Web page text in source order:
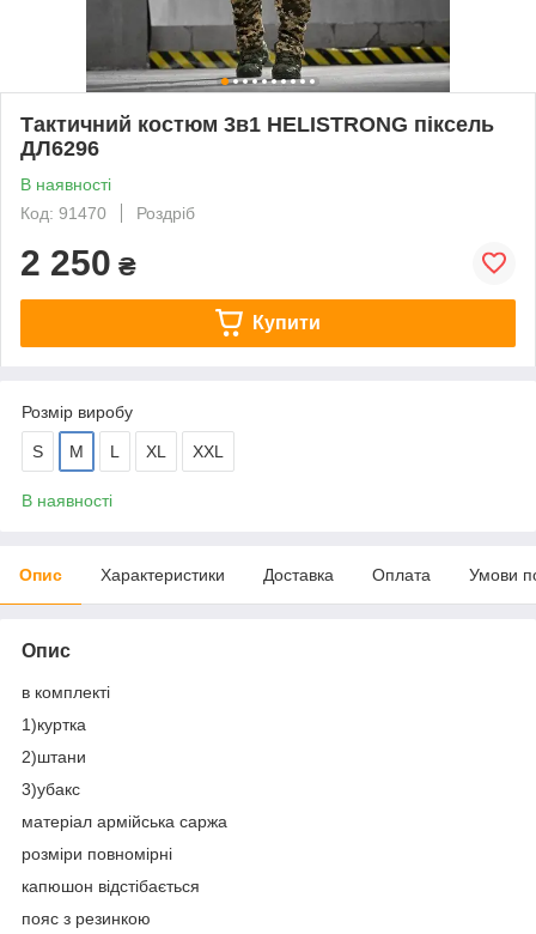
Тактичний костюм 3в1 HELISTRONG піксель
ДЛ6296
В наявності
Код: 91470
Роздріб
2 250 ₴
Купити
Розмір виробу
S M L XL XXL
В наявності
Опис Характеристики Доставка Оплата Умови
Опис
в комплекті
1)куртка
2)штани
3)убакс
матеріал армійська саржа
розміри повномірні
капюшон відстібається
пояс з резинкою